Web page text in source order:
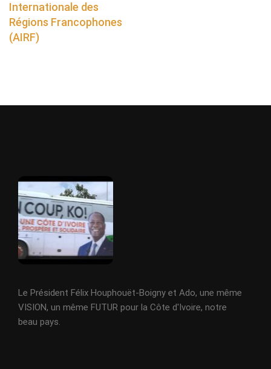
Internationale des
Régions Francophones
(AIRF)
Le Président Félix Houphouët-Boigny et Ado, une même
VISION, un même FUTUR pour la Côte d'Ivoire, notre
beau pays.